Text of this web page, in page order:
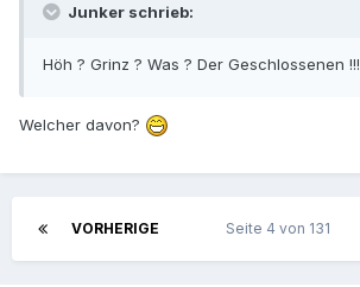
Junker schrieb:
Höh ? Grinz ? Was ? Der Geschlossenen !!!
Welcher davon?
VORHERIGE Seite 4 von 131